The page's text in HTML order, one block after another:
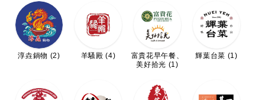
淳垚鍋物 (2) 羊騷殿 (4)
富貴花早午餐、
美好拾光 (1)
輝葉台菜 (1)